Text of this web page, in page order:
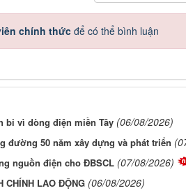
chính thứcđể có thể bình luận
bỉ vì dòng điện miền Tây (06/08/2026)
đường 50 năm xây dựng và phát triển
nguồn điện cho ĐBSCL (07/08/2026)
CHÍNH LAO ĐỘNG (06/08/2026)